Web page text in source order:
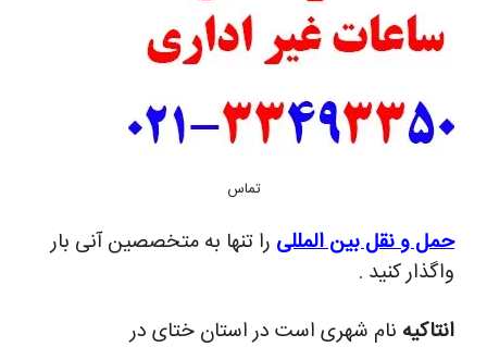
تماس
حمل و نقل بین المللی را تنها به متخصصین آنی بار
واگذار کنید .
انتاکیه نام شهری است در استان ختای در